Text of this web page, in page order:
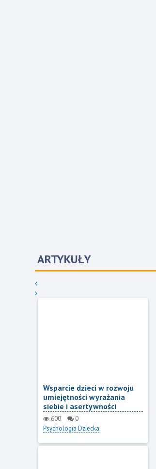
ARTYKUŁY
Wsparcie dzieci w rozwoju
umiejętności wyrażania
siebie i asertywności
600
0
Psychologia Dziecka